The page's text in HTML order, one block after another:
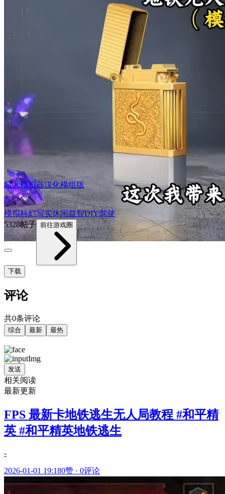
航天模拟器汉化模组版
7.6
模拟科幻写实休闲益智DIY驾驶
5328帖子 前往游戏圈
下载
评论
共0条评论
综合 最新 最热
发送
相关阅读
最新更新
FPS 最新卡地铁逃生无人局教程 #和平精
英 #和平精英地铁逃生
-
2026-01-01 19:180赞 · 0评论